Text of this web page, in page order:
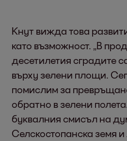
Кнут вижда това
като възможност. „В
десетилетия сградите
върху зелени площи.
помислим за
обратно в зелени
буквалния смисъл на
Селскостопанска земя